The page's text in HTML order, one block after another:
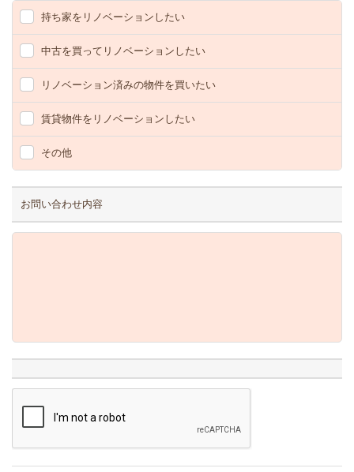
持ち家をリノベーションしたい
中古を買ってリノベーションしたい
リノベーション済みの物件を買いたい
賃貸物件をリノベーションしたい
その他
お問い合わせ内容